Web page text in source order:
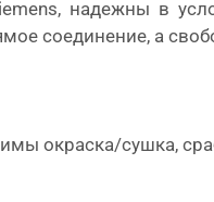
надежны в
соединение, а
окраска/сушка,